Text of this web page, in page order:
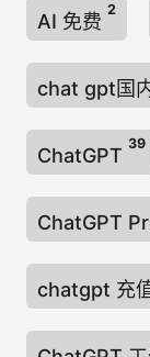
AI 免费
2
chat gpt国
ChatGPT
39
ChatGPT
chatgpt 充